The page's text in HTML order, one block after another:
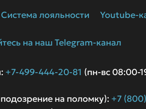
Система лояльности Youtube-
на наш Telegram-канал
+7-499-444-20-81 (пн-вс 08:00-
на поломку): +7